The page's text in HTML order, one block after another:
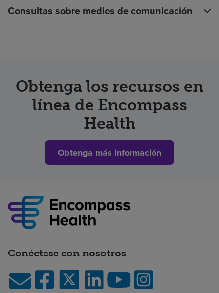
Consultas sobre medios de comunicación
Obtenga los recursos en
línea de Encompass
Health
Obtenga más información
Conéctese con nosotros